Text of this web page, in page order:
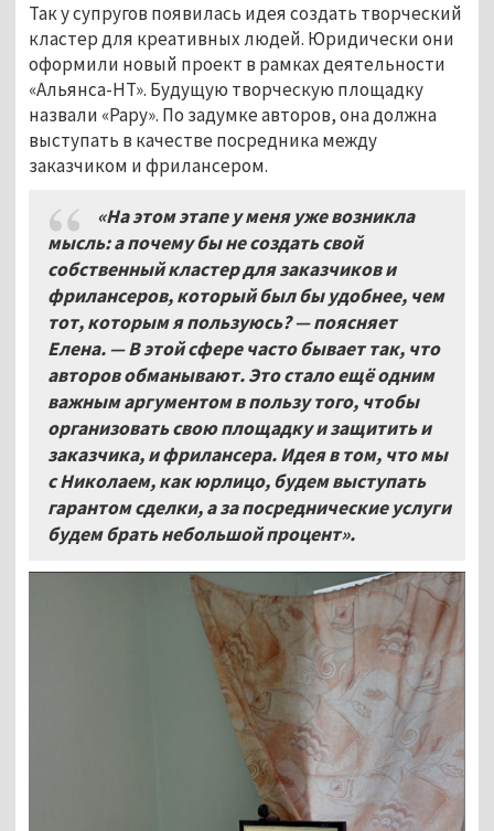
Так у супругов появилась идея создать творческий
кластер для креативных людей. Юридически они
оформили новый проект в рамках деятельности
«Альянса-НТ». Будущую творческую площадку
назвали «Рару». По задумке авторов, она должна
выступать в качестве посредника между
заказчиком и фрилансером.
«На этом этапе у меня уже возникла
мысль: а почему бы не создать свой
собственный кластер для заказчиков и
фрилансеров, который был бы удобнее, чем
тот, которым я пользуюсь? — поясняет
Елена. — В этой сфере часто бывает так, что
авторов обманывают. Это стало ещё одним
важным аргументом в пользу того, чтобы
организовать свою площадку и защитить и
заказчика, и фрилансера. Идея в том, что мы
с Николаем, как юрлицо, будем выступать
гарантом сделки, а за посреднические услуги
будем брать небольшой процент».